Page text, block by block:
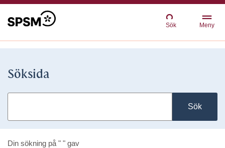
Sök Meny
Söksida
Sök
Din sökning på " " gav